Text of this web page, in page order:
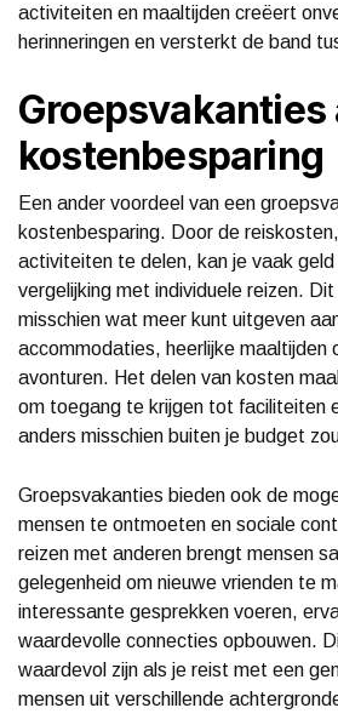
activiteiten en maaltijden creëert
herinneringen en versterkt de band
Groepsvakanties
kostenbesparing
Een ander voordeel van een
kostenbesparing. Door de
activiteiten te delen, kan je vaak geld
vergelijking met individuele reizen.
misschien wat meer kunt uitgeven
accommodaties, heerlijke maaltijden
avonturen. Het delen van kosten
om toegang te krijgen tot faciliteiten
anders misschien buiten je budget
Groepsvakanties bieden ook de
mensen te ontmoeten en sociale
reizen met anderen brengt mensen
gelegenheid om nieuwe vrienden te
interessante gesprekken voeren,
waardevolle connecties opbouwen.
waardevol zijn als je reist met een
mensen uit verschillende